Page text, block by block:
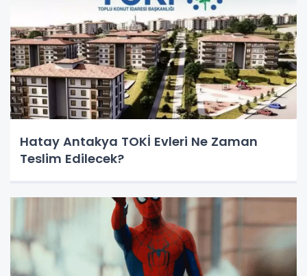
Hatay Antakya TOKİ Evleri Ne Zaman
Teslim Edilecek?